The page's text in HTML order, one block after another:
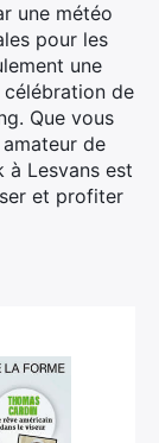
une météo
pour les
une
de
Que vous
de
à Lesvans est
et profiter